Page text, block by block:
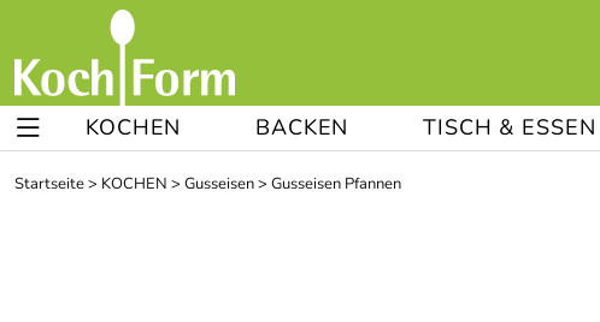
KOCHEN BACKEN TISCH & ESSEN
Startseite> KOCHEN > Gusseisen> Gusseisen Pfannen